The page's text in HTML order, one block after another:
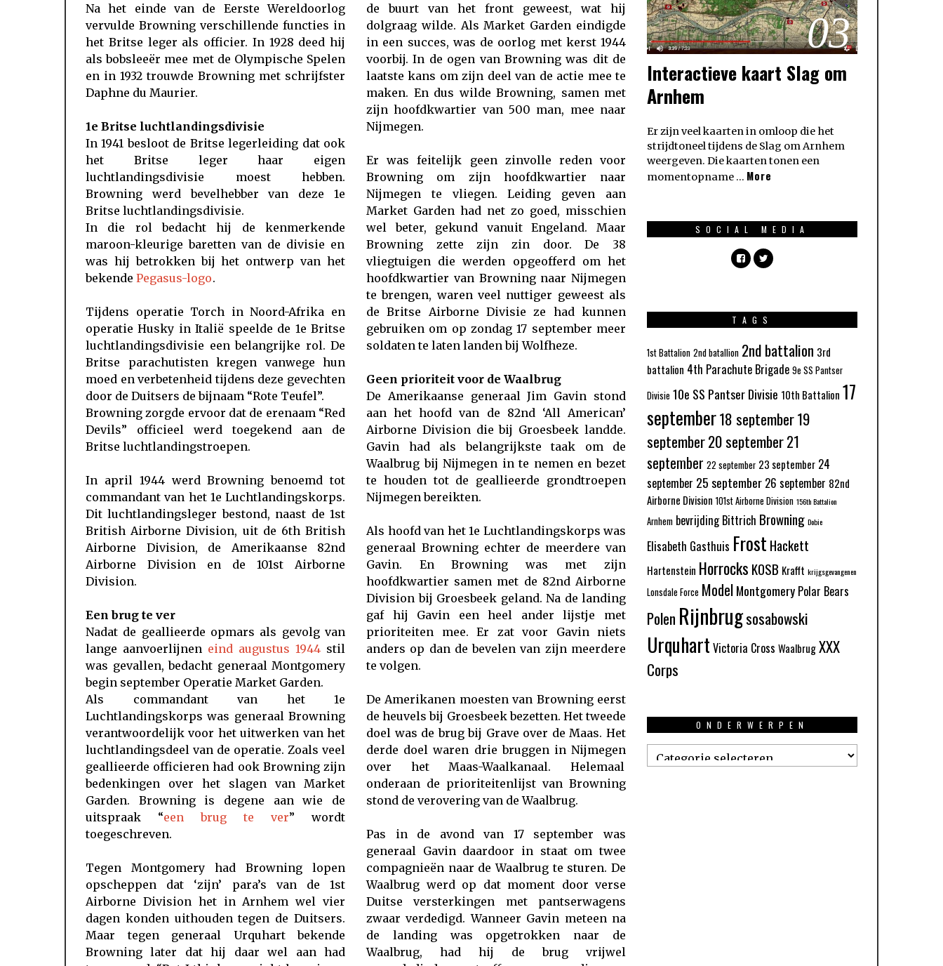
Na het einde van de Eerste Wereldoorlog
vervulde Browning verschillende functies in
het Britse leger als officier. In 1928 deed hij
als bobsleeër mee met de Olympische Spelen
en in 1932 trouwde Browning met schrijfster
Daphne du Maurier.
1e Britse luchtlandingsdivisie
In 1941 besloot de Britse legerleiding dat ook
het Britse leger haar eigen
luchtlandingsdivisie moest hebben.
Browning werd bevelhebber van deze 1e
Britse luchtlandingsdivisie.
In die rol bedacht hij de kenmerkende
maroon-kleurige baretten van de divisie en
was hij betrokken bij het ontwerp van het
bekende Pegasus-logo.
Tijdens operatie Torch in Noord-Afrika en
operatie Husky in Italië speelde de 1e Britse
luchtlandingsdivisie een belangrijke rol. De
Britse parachutisten kregen vanwege hun
moed en verbetenheid tijdens deze gevechten
door de Duitsers de bijnaam “Rote Teufel”.
Browning zorgde ervoor dat de erenaam “Red
Devils” officieel werd toegekend aan de
Britse luchtlandingstroepen.
In april 1944 werd Browning benoemd tot
commandant van het 1e Luchtlandingskorps.
Dit luchtlandingsleger bestond, naast de 1st
British Airborne Division, uit de 6th British
Airborne Division, de Amerikaanse 82nd
Airborne Division en de 101st Airborne
Division.
Een brug te ver
Nadat de geallieerde opmars als gevolg van
lange aanvoerlijnen eind augustus 1944 stil
was gevallen, bedacht generaal Montgomery
begin september Operatie Market Garden.
Als commandant van het 1e
Luchtlandingskorps was generaal Browning
verantwoordelijk voor het uitwerken van het
luchtlandingsdeel van de operatie. Zoals veel
geallieerde officieren had ook Browning zijn
bedenkingen over het slagen van Market
Garden. Browning is degene aan wie de
uitspraak “een brug te ver” wordt
toegeschreven.
Tegen Montgomery had Browning lopen
opscheppen dat ‘zijn’ para’s van de 1st
Airborne Division het in Arnhem wel vier
dagen konden uithouden tegen de Duitsers.
Maar tegen generaal Urquhart bekende
Browning later dat hij daar wel aan had
de buurt van het front geweest, wat hij
dolgraag wilde. Als Market Garden eindigde
in een succes, was de oorlog met kerst 1944
voorbij. In de ogen van Browning was dit de
laatste kans om zijn deel van de actie mee te
maken. En dus wilde Browning, samen met
zijn hoofdkwartier van 500 man, mee naar
Nijmegen.
Er was feitelijk geen zinvolle reden voor
Browning om zijn hoofdkwartier naar
Nijmegen te vliegen. Leiding geven aan
Market Garden had net zo goed, misschien
wel beter, gekund vanuit Engeland. Maar
Browning zette zijn zin door. De 38
vliegtuigen die werden opgeofferd om het
hoofdkwartier van Browning naar Nijmegen
te brengen, waren veel nuttiger geweest als
de Britse Airborne Divisie ze had kunnen
gebruiken om op zondag 17 september meer
soldaten te laten landen bij Wolfheze.
Geen prioriteit voor de Waalbrug
De Amerikaanse generaal Jim Gavin stond
aan het hoofd van de 82nd ‘All American’
Airborne Division die bij Groesbeek landde.
Gavin had als belangrijkste taak om de
Waalbrug bij Nijmegen in te nemen en bezet
te houden tot de geallieerde grondtroepen
Nijmegen bereikten.
Als hoofd van het 1e Luchtlandingskorps was
generaal Browning echter de meerdere van
Gavin. En Browning was met zijn
hoofdkwartier samen met de 82nd Airborne
Division bij Groesbeek geland. Na de landing
gaf hij Gavin een heel ander lijstje met
prioriteiten mee. Er zat voor Gavin niets
anders op dan de bevelen van zijn meerdere
te volgen.
De Amerikanen moesten van Browning eerst
de heuvels bij Groesbeek bezetten. Het tweede
doel was de brug bij Grave over de Maas. Het
derde doel waren drie bruggen in Nijmegen
over het Maas-Waalkanaal. Helemaal
onderaan de prioriteitenlijst van Browning
stond de verovering van de Waalbrug.
Pas in de avond van 17 september was
generaal Gavin daardoor in staat om twee
compagnieën naar de Waalbrug te sturen. De
Waalbrug werd op dat moment door verse
Duitse versterkingen met pantserwagens
zwaar verdedigd. Wanneer Gavin meteen na
de landing was opgetrokken naar de
Waalbrug, had hij de brug vrijwel
03
Interactieve kaart Slag om
Arnhem
Er zijn veel kaarten in omloop die het
strijdtoneel tijdens de Slag om Arnhem
weergeven. Die kaarten tonen een
momentopname … More
SOCIAL MEDIA
TAGS
1st Battalion 2nd batallion 2nd battalion 3rd
battalion 4th Parachute Brigade 9e SS Pantser
Divisie 10e SS Pantser Divisie 10th Battalion 17
september18 september19
september20 september21
september 22 september 23 september 24
september 25 september 26 september 82nd
Airborne Division 101st Airborne Division 156th Battalion
Arnhem bevrijding Bittrich Browning Dobie
Elisabeth Gasthuis Frost Hackett
Hartenstein Horrocks KOSB Krafft krijgsgevangenen
Lonsdale Force ModelMontgomery Polar Bears
Polen Rijnbrugsosabowski
Urquhart Victoria Cross WaalbrugXXX
Corps
ONDERWERPEN
Onderwerpen